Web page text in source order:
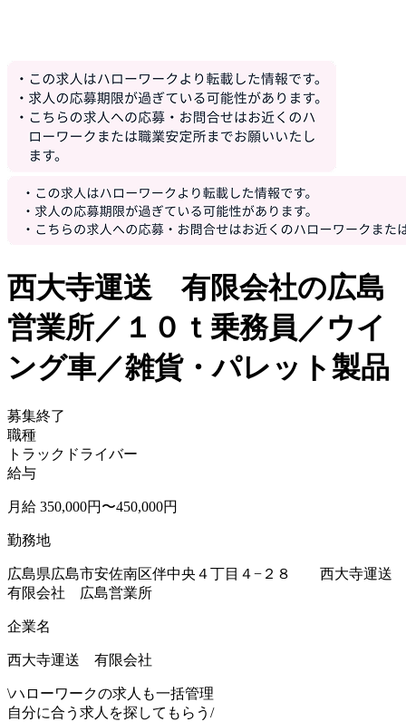
西大寺運送 有限会社の広島
営業所／１０ｔ乗務員／ウイ
ング車／雑貨・パレット製品
募集終了
職種
トラックドライバー
給与
月給 350,000円〜450,000円
勤務地
広島県広島市安佐南区伴中央４丁目４−２８ 西大寺運送
有限会社 広島営業所
企業名
西大寺運送 有限会社
\ハローワークの求人も一括管理
自分に合う求人を探してもらう /